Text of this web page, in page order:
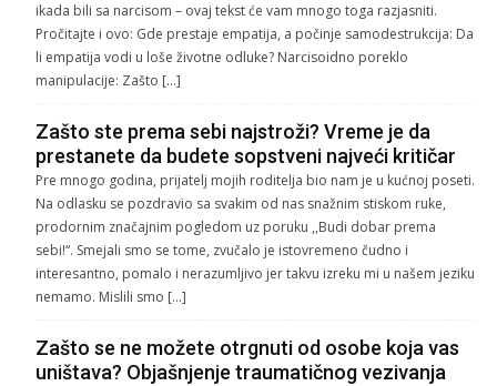
ikada bili sa narcisom – ovaj tekst će vam mnogo toga razjasniti.
Pročitajte i ovo: Gde prestaje empatija, a počinje samodestrukcija: Da
li empatija vodi u loše životne odluke? Narcisoidno poreklo
manipulacije: Zašto […]
Zašto ste prema sebi najstroži? Vreme je da
prestanete da budete sopstveni najveći kritičar
Pre mnogo godina, prijatelj mojih roditelja bio nam je u kućnoj poseti.
Na odlasku se pozdravio sa svakim od nas snažnim stiskom ruke,
prodornim značajnim pogledom uz poruku ,,Budi dobar prema
sebi!“. Smejali smo se tome, zvučalo je istovremeno čudno i
interesantno, pomalo i nerazumljivo jer takvu izreku mi u našem jeziku
nemamo. Mislili smo […]
Zašto se ne možete otrgnuti od osobe koja vas
uništava? Objašnjenje traumatičnog vezivanja